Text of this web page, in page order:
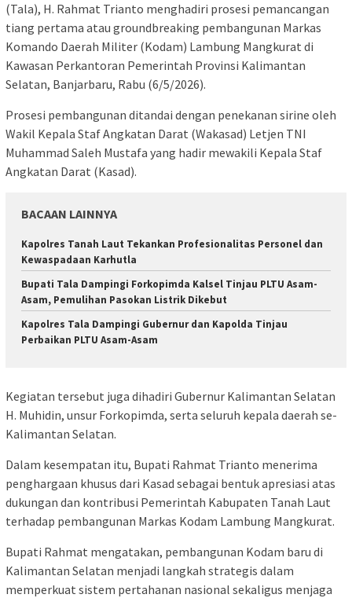
(Tala), H. Rahmat Trianto menghadiri prosesi pemancangan
tiang pertama atau groundbreaking pembangunan Markas
Komando Daerah Militer (Kodam) Lambung Mangkurat di
Kawasan Perkantoran Pemerintah Provinsi Kalimantan
Selatan, Banjarbaru, Rabu (6/5/2026).
Prosesi pembangunan ditandai dengan penekanan sirine oleh
Wakil Kepala Staf Angkatan Darat (Wakasad) Letjen TNI
Muhammad Saleh Mustafa yang hadir mewakili Kepala Staf
Angkatan Darat (Kasad).
BACAAN LAINNYA
Kapolres Tanah Laut Tekankan Profesionalitas Personel dan
Kewaspadaan Karhutla
Bupati Tala Dampingi Forkopimda Kalsel Tinjau PLTU Asam-
Asam, Pemulihan Pasokan Listrik Dikebut
Kapolres Tala Dampingi Gubernur dan Kapolda Tinjau
Perbaikan PLTU Asam-Asam
Kegiatan tersebut juga dihadiri Gubernur Kalimantan Selatan
H. Muhidin, unsur Forkopimda, serta seluruh kepala daerah se-
Kalimantan Selatan.
Dalam kesempatan itu, Bupati Rahmat Trianto menerima
penghargaan khusus dari Kasad sebagai bentuk apresiasi atas
dukungan dan kontribusi Pemerintah Kabupaten Tanah Laut
terhadap pembangunan Markas Kodam Lambung Mangkurat.
Bupati Rahmat mengatakan, pembangunan Kodam baru di
Kalimantan Selatan menjadi langkah strategis dalam
memperkuat sistem pertahanan nasional sekaligus menjaga